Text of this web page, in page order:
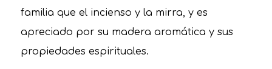
familia que el incienso y la mirra, y es
apreciado por su madera aromática y sus
propiedades espirituales.